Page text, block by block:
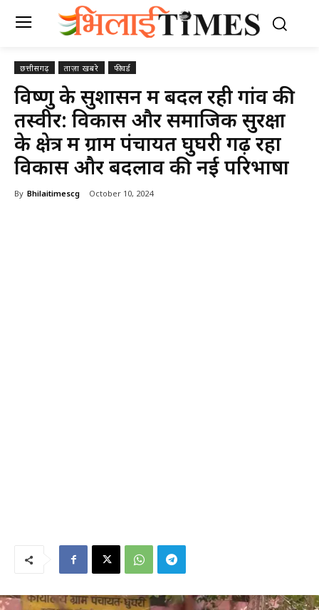
छत्तीसगढ़ ताज़ा खबरे फीचर्ड
विष्णु के सुशासन में बदल रही गांव की
तस्वीर: विकास और समाजिक सुरक्षा
के क्षेत्र में ग्राम पंचायत घुघरी गढ़ रहा
विकास और बदलाव की नई परिभाषा
By Bhilaitimescg October 10, 2024